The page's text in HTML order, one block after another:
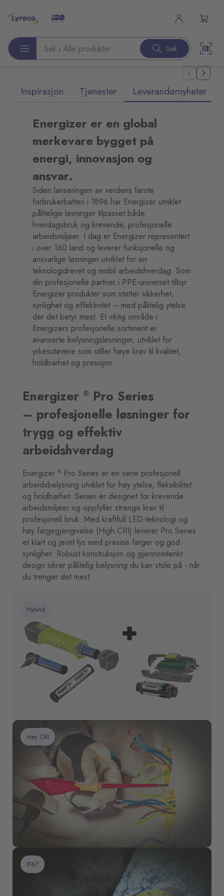
Søk etter produkter Søk
Inspirasjon Tjenester Leverandørnyheter
Energizer er en global
merkevare bygget på
energi, innovasjon og
ansvar.
Siden lanseringen av verdens første
forbrukerbatteri i 1896 har Energizer utviklet
pålitelige løsninger tilpasset både
hverdagsbruk og krevende, profesjonelle
arbeidsmiljøer. I dag er Energizer representert
i over 160 land og leverer funksjonelle og
ansvarlige løsninger utviklet for en
teknologidrevet og mobil arbeidshverdag. Som
din profesjonelle partner i PPE-universet tilbyr
Energizer produkter som støtter sikkerhet,
synlighet og effektivitet – med pålitelig ytelse
der det betyr mest. Et viktig område i
Energizers profesjonelle sortiment er
avanserte belysningsløsninger, utviklet for
yrkesutøvere som stiller høye krav til kvalitet,
holdbarhet og presisjon.
Energizer ® Pro Series
– profesjonelle løsninger for
trygg og effektiv
arbeidshverdag
Energizer ® Pro Series er en serie profesjonell
arbeidsbelysning utviklet for høy ytelse, fleksibilitet
og holdbarhet. Serien er designet for krevende
arbeidsmiljøer og oppfyller strenge krav til
profesjonell bruk. Med kraftfull LED-teknologi og
høy fargegjengivelse (High CRI) leverer Pro Series
et klart og jevnt lys med presise farger og god
synlighet. Robust konstruksjon og gjennomtenkt
design sikrer pålitelig belysning du kan stole på - når
du trenger det mest.
Hybrid
Høy CRI
IP67